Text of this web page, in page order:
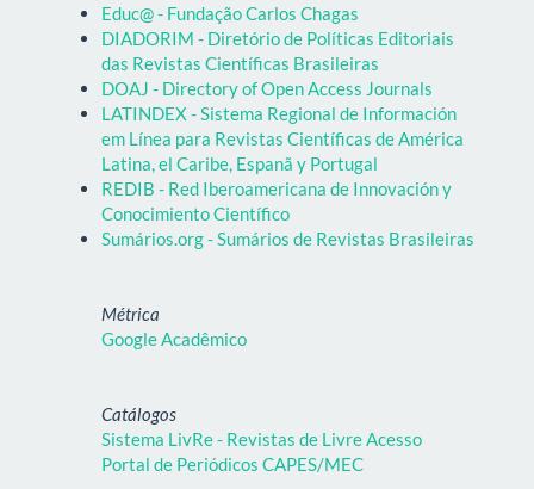
Educ@ - Fundação Carlos Chagas
DIADORIM - Diretório de Políticas Editoriais
das Revistas Científicas Brasileiras
DOAJ - Directory of Open Access Journals
LATINDEX - Sistema Regional de Información
em Línea para Revistas Científicas de América
Latina, el Caribe, Espanã y Portugal
REDIB - Red Iberoamericana de Innovación y
Conocimiento Científico
Sumários.org - Sumários de Revistas Brasileiras
Métrica
Google Acadêmico
Catálogos
Sistema LivRe - Revistas de Livre Acesso
Portal de Periódicos CAPES/MEC